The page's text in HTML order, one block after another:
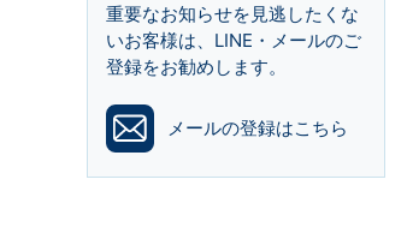
重要なお知らせを見逃したくな
いお客様は、LINE・メールのご
登録をお勧めします。
メールの登録はこちら